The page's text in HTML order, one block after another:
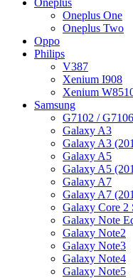
Oneplus
Oneplus One
Oneplus Two
Oppo
Philips
V387
Xenium I908
Xenium
Samsung
G7102 /
Galaxy A3
Galaxy A3
Galaxy A5
Galaxy A5
Galaxy A7
Galaxy A7
Galaxy Core 2
Galaxy Note
Galaxy Note2
Galaxy Note3
Galaxy Note4
Galaxy Note5